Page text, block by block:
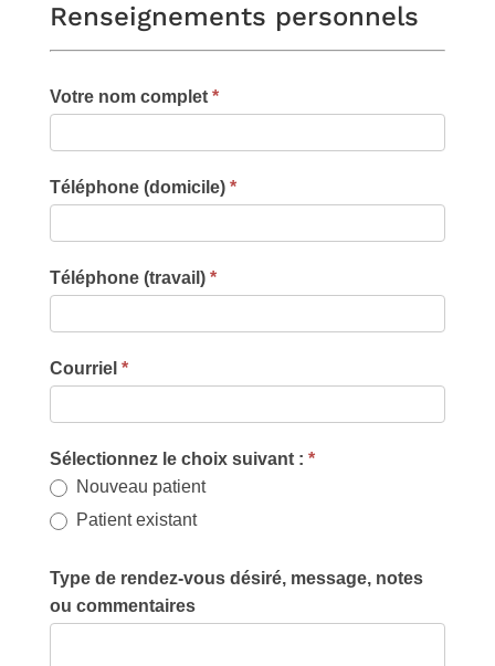
Renseignements personnels
Votre nom complet *
Téléphone (domicile) *
Téléphone (travail) *
Courriel *
Sélectionnez le choix suivant : *
Nouveau patient
Patient existant
Type de rendez-vous désiré, message, notes
ou commentaires